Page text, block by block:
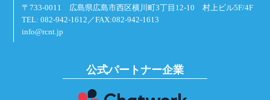
〒733-0011 広島県広島市西区横川町3丁目12-10 村上ビル5F/4F
TEL: 082-942-1612／FAX:082-942-1613
info@rcnt.jp
公式パートナー企業